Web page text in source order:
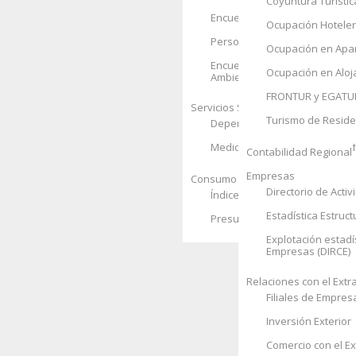
Encuesta de Condiciones de
Personas sin Hogar
Encuesta Social 2008. Hogares
Ambiente
Servicios Sociales
Dependencia
Recursos
Medidas de Protección a la
Consumo de los hogares
Índice de Precios de Consumo
Presupuestos Familiares
Ocupación
Ocupación en
Ocupación en
FRONTUR y
Turismo de
Contabilidad Regional
Empresas
Directorio de
Estadística
Explotación
Empresas (DIRCE)
Relaciones con el
Filiales de
Inversión Exterior
Comercio con el